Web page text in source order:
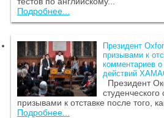
Подробнее...
Президент
призывами к
комментариев
действий
Президент
призывами к отставке после того,
Подробнее...